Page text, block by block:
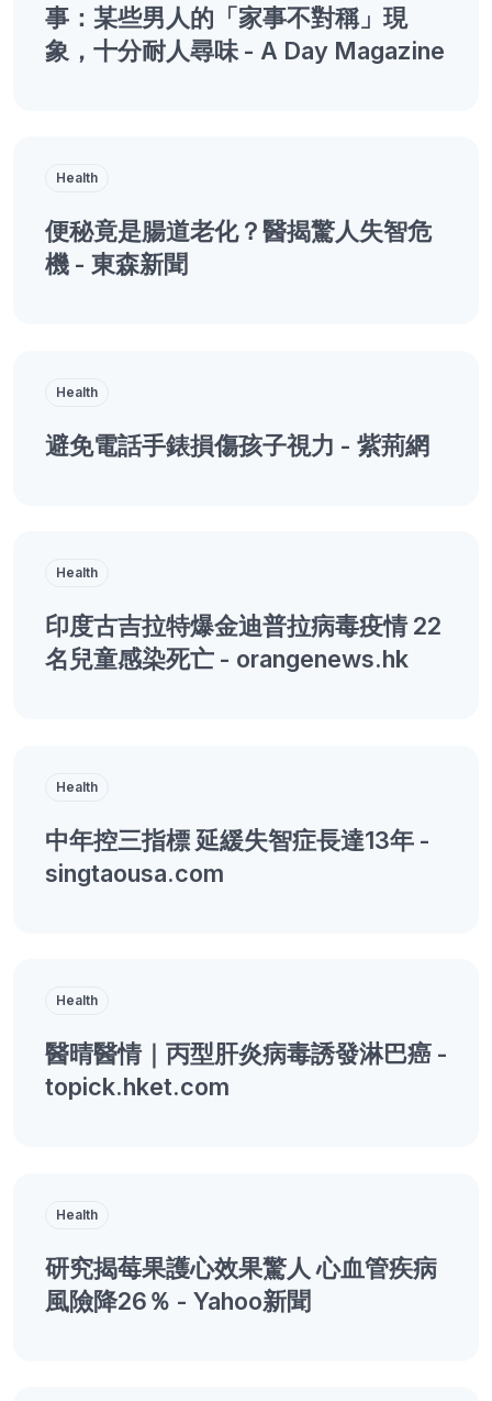
事：某些男人的「家事不對稱」現
象，十分耐人尋味 - A Day Magazine
Health
便秘竟是腸道老化？醫揭驚人失智危
機 - 東森新聞
Health
避免電話手錶損傷孩子視力 - 紫荊網
Health
印度古吉拉特爆金迪普拉病毒疫情 22
名兒童感染死亡 - orangenews.hk
Health
中年控三指標 延緩失智症長達13年 -
singtaousa.com
Health
醫晴醫情｜丙型肝炎病毒誘發淋巴癌 -
topick.hket.com
Health
研究揭莓果護心效果驚人 心血管疾病
風險降26％ - Yahoo新聞